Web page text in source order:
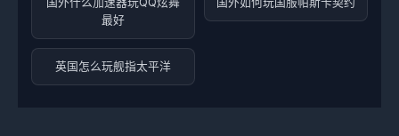
最好
英国怎么玩舰指太平洋